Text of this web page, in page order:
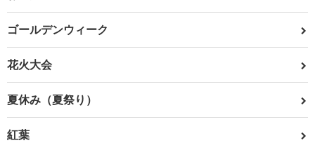
ゴールデンウィーク
花火大会
夏休み（夏祭り）
紅葉